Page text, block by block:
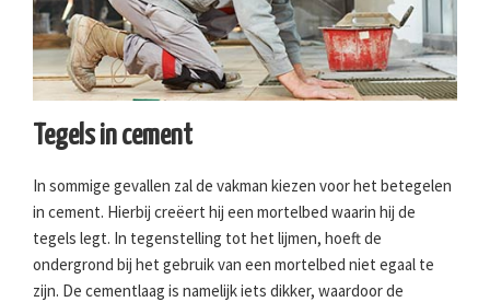
Tegels in cement
In sommige gevallen zal de vakman kiezen voor het betegelen
in cement. Hierbij creëert hij een mortelbed waarin hij de
tegels legt. In tegenstelling tot het lijmen, hoeft de
ondergrond bij het gebruik van een mortelbed niet egaal te
zijn. De cementlaag is namelijk iets dikker, waardoor de